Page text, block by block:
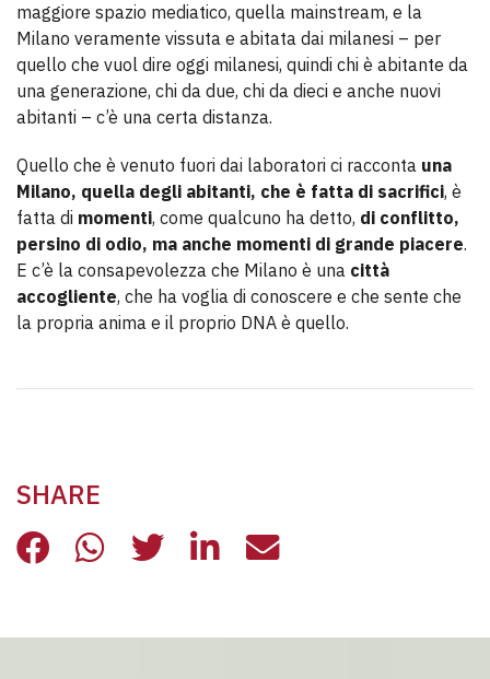
maggiore spazio mediatico, quella mainstream, e la
Milano veramente vissuta e abitata dai milanesi – per
quello che vuol dire oggi milanesi, quindi chi è abitante da
una generazione, chi da due, chi da dieci e anche nuovi
abitanti – c’è una certa distanza.
Quello che è venuto fuori dai laboratori ci racconta una
Milano, quella degli abitanti, che è fatta di sacrifici, è
fatta di momenti, come qualcuno ha detto, di conflitto,
persino di odio, ma anche momenti di grande piacere.
E c’è la consapevolezza che Milano è una città
accogliente, che ha voglia di conoscere e che sente che
la propria anima e il proprio DNA è quello.
SHARE
DAL PICCOLO AI QUARTIERI,
DAL PICCOLO AI QUARTIERI,
DAL PICCOLO AI
DAL PICCOLO AI
DAL PICCOLO AI